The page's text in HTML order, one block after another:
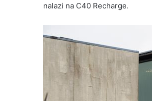
nalazi na C40 Recharge.